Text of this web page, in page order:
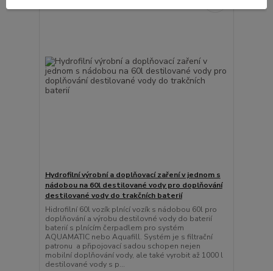
Hydrofilní výrobní a doplňovací zaření v jednom s
nádobou na 60l destilované vody pro doplňování
destilované vody do trakčních baterií
Hidrofilní 60l vozík plnící vozík s nádobou 60l pro
doplňování a výrobu destilovné vody do baterií
baterií s plnícím čerpadlem pro systém
AQUAMATIC nebo Aquafill. Systém je s filtrační
patronu a připojovací sadou schopen nejen
mobilní doplňování vody, ale také vyrobit až 1000 l
destilované vody s p...